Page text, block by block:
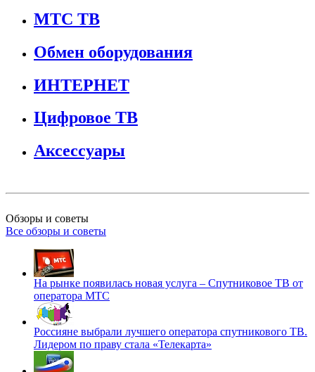
МТС ТВ
Обмен оборудования
ИНТЕРНЕТ
Цифровое ТВ
Аксессуары
Обзоры и советы
Все обзоры и советы
На рынке появилась новая услуга – Спутниковое ТВ от
оператора МТС
Россияне выбрали лучшего оператора спутникового ТВ.
Лидером по праву стала «Телекарта»